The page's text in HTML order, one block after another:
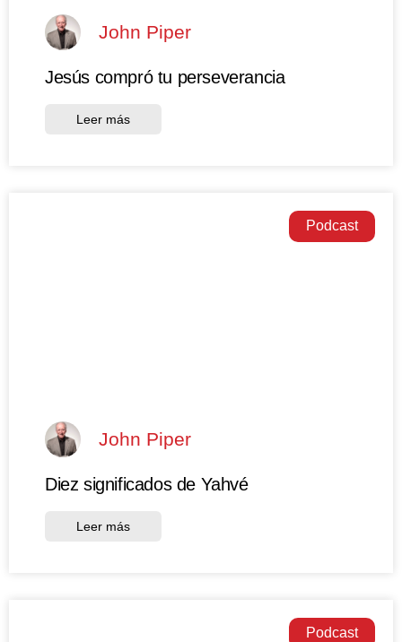
John Piper
Jesús compró tu perseverancia
Leer más
Podcast
John Piper
Diez significados de Yahvé
Leer más
Podcast